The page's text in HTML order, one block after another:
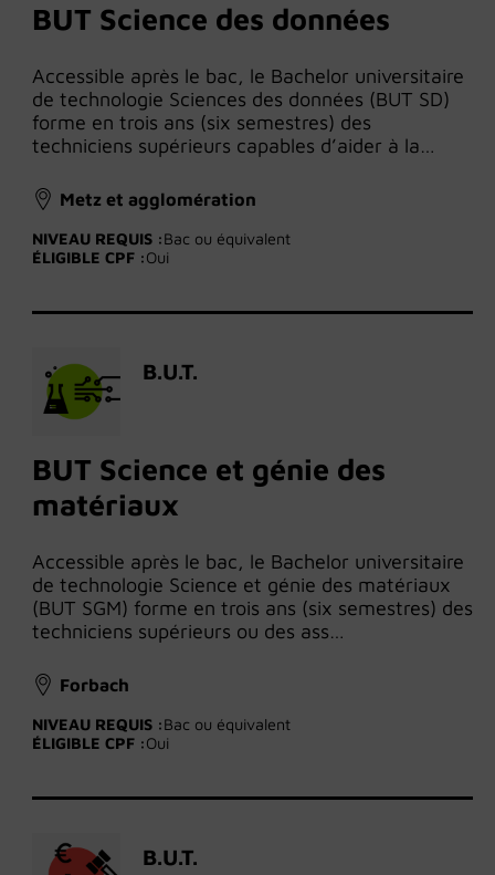
BUT Science des données
Accessible après le bac, le Bachelor universitaire
de technologie Sciences des données (BUT SD)
forme en trois ans (six semestres) des
techniciens supérieurs capables d’aider à la…
Metz et agglomération
NIVEAU REQUIS :Bac ou équivalent
ÉLIGIBLE CPF :Oui
B.U.T.
BUT Science et génie des
matériaux
Accessible après le bac, le Bachelor universitaire
de technologie Science et génie des matériaux
(BUT SGM) forme en trois ans (six semestres) des
techniciens supérieurs ou des ass…
Forbach
NIVEAU REQUIS :Bac ou équivalent
ÉLIGIBLE CPF :Oui
B.U.T.